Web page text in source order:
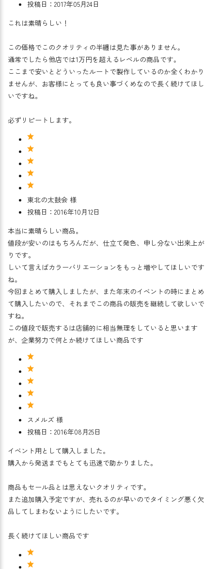
投稿日：2017年05月24日
これは素晴らしい！
この価格でこのクオリティの半纏は見た事がありません。
通常でしたら他店では1万円を超えるレベルの商品です。
ここまで安いとどういったルートで製作しているのか全くわかり
ませんが、お客様にとっても良い事づくめなので長く続けてほし
いですね。
必ずリピートします。
東北の太鼓会 様
投稿日：2016年10月12日
本当に素晴らしい商品。
値段が安いのはもちろんだが、仕立て発色、申し分ない出来上が
りです。
しいて言えばカラーバリエーションをもっと増やしてほしいです
ね。
今回まとめて購入しましたが、また年末のイベントの時にまとめ
て購入したいので、それまでこの商品の販売を継続して欲しいで
すね。
この値段で販売するは店舗的に相当無理をしていると思います
が、企業努力で何とか続けてほしい商品です
スメルズ 様
投稿日：2016年08月25日
イベント用として購入しました。
購入から発送までもとても迅速で助かりました。
商品もセール品とは思えないクオリティです。
また追加購入予定ですが、売れるのが早いのでタイミング悪く欠
品してしまわないようにしたいです。
長く続けてほしい商品です